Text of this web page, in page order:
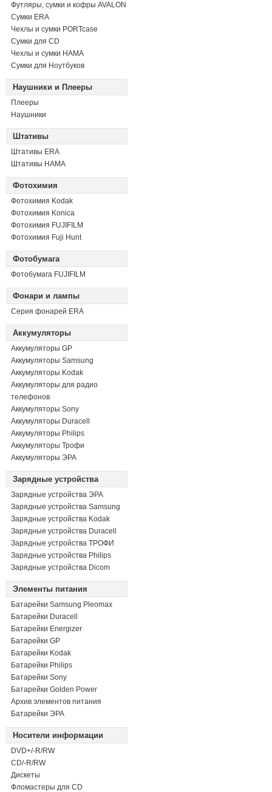
Футляры, сумки и кофры AVALON
Сумки ERA
Чехлы и сумки PORTcase
Сумки для CD
Чехлы и сумки HAMA
Сумки для Ноутбуков
Наушники и Плееры
Плееры
Наушники
Штативы
Штативы ERA
Штативы HAMA
Фотохимия
Фотохимия Kodak
Фотохимия Konica
Фотохимия FUJIFILM
Фотохимия Fuji Hunt
Фотобумага
Фотобумага FUJIFILM
Фонари и лампы
Серия фонарей ERA
Аккумуляторы
Аккумуляторы GP
Аккумуляторы Samsung
Аккумуляторы Kodak
Аккумуляторы для радио
телефонов
Аккумуляторы Sony
Аккумуляторы Duracell
Аккумуляторы Philips
Аккумуляторы Трофи
Аккумуляторы ЭРА
Зарядные устройства
Зарядные устройства ЭРА
Зарядные устройства Samsung
Зарядные устройства Kodak
Зарядные устройства Duracell
Зарядные устройства ТРОФИ
Зарядные устройства Philips
Зарядные устройства Dicom
Элементы питания
Батарейки Samsung Pleomax
Батарейки Duracell
Батарейки Energizer
Батарейки GP
Батарейки Kodak
Батарейки Philips
Батарейки Sony
Батарейки Golden Power
Архив элементов питания
Батарейки ЭРА
Носители информации
DVD+/-R/RW
СD/-R/RW
Дискеты
Фломастеры для CD